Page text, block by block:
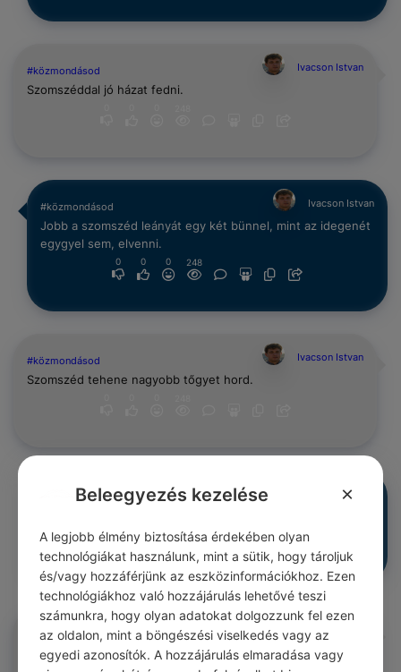
#közmondásod Ivacson Istvan
Szomszéddal jó házat fedni.
#közmondásod Ivacson Istvan
Jobb a szomszéd leányát egy két bünnel, mint az idegenét
egygyel sem, elvenni.
0 0 0 248
#közmondásod Ivacson Istvan
Szomszéd tehene nagyobb tőgyet hord.
#közmondásod Ivacson Istvan
0 0 0 248
#közmondásod
Legjobb szomszéd a jó sövény.
0
Beleegyezés kezelése ×
A legjobb élmény biztosítása érdekében olyan
technológiákat használunk, mint a sütik, hogy tároljuk
és/vagy hozzáférjünk az eszközinformációkhoz. Ezen
technológiákhoz való hozzájárulás lehetővé teszi
számunkra, hogy olyan adatokat dolgozzunk fel ezen
az oldalon, mint a böngészési viselkedés vagy az
egyedi azonosítók. A hozzájárulás elmaradása vagy